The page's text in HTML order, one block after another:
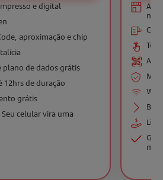
e digital
aproximação e chip
plano de dados grátis
12hrs de duração
grátis
celular vira uma
Wi-
Get